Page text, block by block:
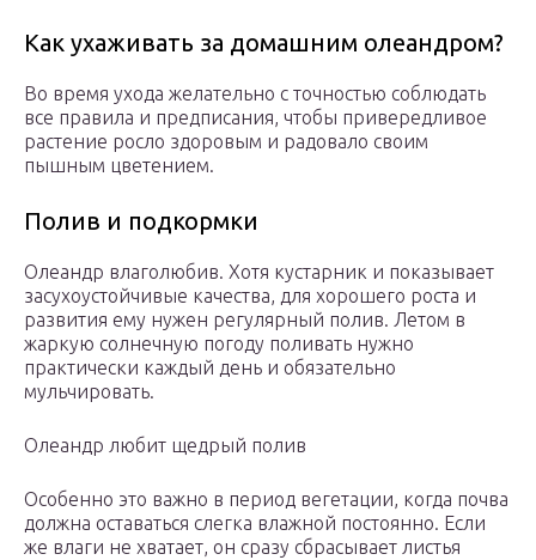
Как ухаживать за домашним олеандром?
Во время ухода желательно с точностью соблюдать
все правила и предписания, чтобы привередливое
растение росло здоровым и радовало своим
пышным цветением.
Полив и подкормки
Олеандр влаголюбив. Хотя кустарник и показывает
засухоустойчивые качества, для хорошего роста и
развития ему нужен регулярный полив. Летом в
жаркую солнечную погоду поливать нужно
практически каждый день и обязательно
мульчировать.
Олеандр любит щедрый полив
Особенно это важно в период вегетации, когда почва
должна оставаться слегка влажной постоянно. Если
же влаги не хватает, он сразу сбрасывает листья